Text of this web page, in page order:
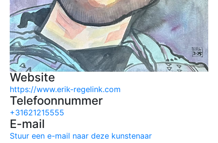
Website
https://www.erik-regelink.com
Telefoonnummer
+31621215555
E-mail
Stuur een e-mail naar deze kunstenaar